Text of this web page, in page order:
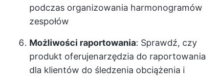
podczas organizowania harmonogramów
zespołów
Możliwości raportowania: Sprawdź, czy
produkt oferujenarzędzia do raportowania
dla klientów do śledzenia obciążenia i